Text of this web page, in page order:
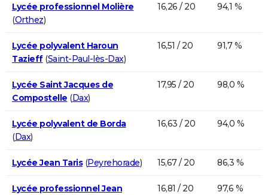
Lycée professionnel Molière
(Orthez)
16,26 / 20 94,1 %
Lycée polyvalent Haroun
Tazieff(Saint-Paul-lès-Dax)
16,51 / 20 91,7 %
Lycée Saint Jacques de
Compostelle (Dax)
17,95 / 20 98,0 %
Lycée polyvalent de Borda
(Dax)
16,63 / 20 94,0 %
Lycée Jean Taris(Peyrehorade) 15,67 / 20 86,3 %
Lycée professionnel Jean
16,81 / 20 97,6 %